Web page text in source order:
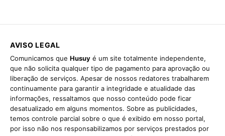
AVISO LEGAL
Comunicamos que Husuy é um site totalmente independente,
que não solicita qualquer tipo de pagamento para aprovação ou
liberação de serviços. Apesar de nossos redatores trabalharem
continuamente para garantir a integridade e atualidade das
informações, ressaltamos que nosso conteúdo pode ficar
desatualizado em alguns momentos. Sobre as publicidades,
temos controle parcial sobre o que é exibido em nosso portal,
por isso não nos responsabilizamos por serviços prestados por